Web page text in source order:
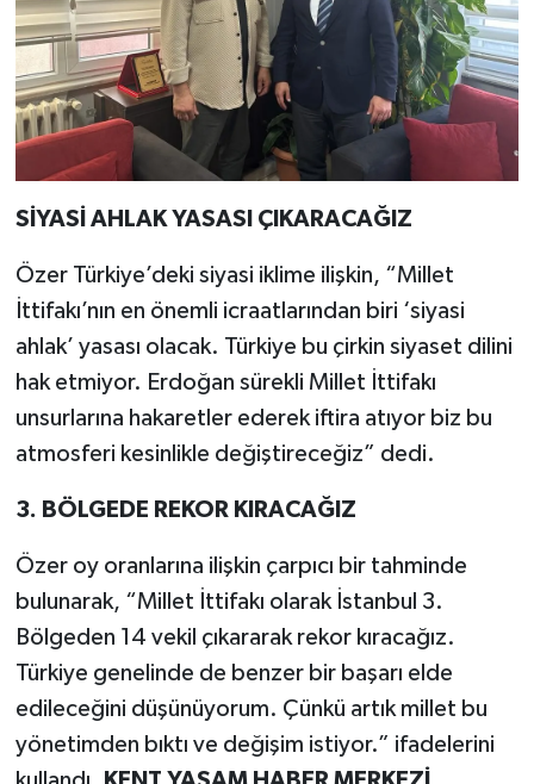
SİYASİ AHLAK YASASI ÇIKARACAĞIZ
Özer Türkiye’deki siyasi iklime ilişkin, “Millet
İttifakı’nın en önemli icraatlarından biri ‘siyasi
ahlak’ yasası olacak. Türkiye bu çirkin siyaset dilini
hak etmiyor. Erdoğan sürekli Millet İttifakı
unsurlarına hakaretler ederek iftira atıyor biz bu
atmosferi kesinlikle değiştireceğiz” dedi.
3. BÖLGEDE REKOR KIRACAĞIZ
Özer oy oranlarına ilişkin çarpıcı bir tahminde
bulunarak, “Millet İttifakı olarak İstanbul 3.
Bölgeden 14 vekil çıkararak rekor kıracağız.
Türkiye genelinde de benzer bir başarı elde
edileceğini düşünüyorum. Çünkü artık millet bu
yönetimden bıktı ve değişim istiyor.” ifadelerini